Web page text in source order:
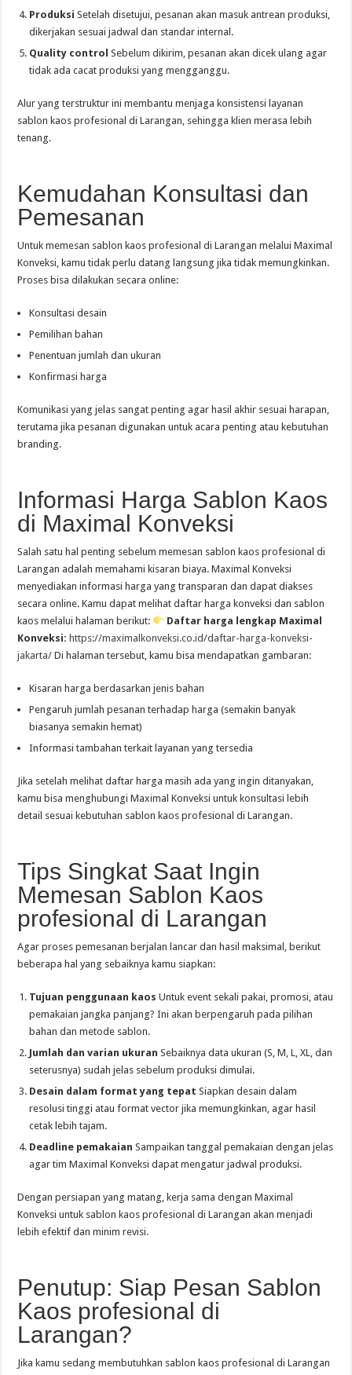
Produksi Setelah disetujui, pesanan akan masuk antrean produksi,
dikerjakan sesuai jadwal dan standar internal.
Quality control Sebelum dikirim, pesanan akan dicek ulang agar
tidak ada cacat produksi yang mengganggu.
Alur yang terstruktur ini membantu menjaga konsistensi layanan
sablon kaos profesional di Larangan, sehingga klien merasa lebih
tenang.
Kemudahan Konsultasi dan
Pemesanan
Untuk memesan sablon kaos profesional di Larangan melalui Maximal
Konveksi, kamu tidak perlu datang langsung jika tidak memungkinkan.
Proses bisa dilakukan secara online:
Konsultasi desain
Pemilihan bahan
Penentuan jumlah dan ukuran
Konfirmasi harga
Komunikasi yang jelas sangat penting agar hasil akhir sesuai harapan,
terutama jika pesanan digunakan untuk acara penting atau kebutuhan
branding.
Informasi Harga Sablon Kaos
di Maximal Konveksi
Salah satu hal penting sebelum memesan sablon kaos profesional di
Larangan adalah memahami kisaran biaya. Maximal Konveksi
menyediakan informasi harga yang transparan dan dapat diakses
secara online. Kamu dapat melihat daftar harga konveksi dan sablon
kaos melalui halaman berikut:
Daftar harga lengkap Maximal
Konveksi: https://maximalkonveksi.co.id/daftar-harga-konveksi-
jakarta/ Di halaman tersebut, kamu bisa mendapatkan gambaran:
Kisaran harga berdasarkan jenis bahan
Pengaruh jumlah pesanan terhadap harga (semakin banyak
biasanya semakin hemat)
Informasi tambahan terkait layanan yang tersedia
Jika setelah melihat daftar harga masih ada yang ingin ditanyakan,
kamu bisa menghubungi Maximal Konveksi untuk konsultasi lebih
detail sesuai kebutuhan sablon kaos profesional di Larangan.
Tips Singkat Saat Ingin
Memesan Sablon Kaos
profesional di Larangan
Agar proses pemesanan berjalan lancar dan hasil maksimal, berikut
beberapa hal yang sebaiknya kamu siapkan:
Tujuan penggunaan kaos Untuk event sekali pakai, promosi, atau
pemakaian jangka panjang? Ini akan berpengaruh pada pilihan
bahan dan metode sablon.
Jumlah dan varian ukuran Sebaiknya data ukuran (S, M, L, XL, dan
seterusnya) sudah jelas sebelum produksi dimulai.
Desain dalam format yang tepat Siapkan desain dalam
resolusi tinggi atau format vector jika memungkinkan, agar hasil
cetak lebih tajam.
Deadline pemakaian Sampaikan tanggal pemakaian dengan jelas
agar tim Maximal Konveksi dapat mengatur jadwal produksi.
Dengan persiapan yang matang, kerja sama dengan Maximal
Konveksi untuk sablon kaos profesional di Larangan akan menjadi
lebih efektif dan minim revisi.
Penutup: Siap Pesan Sablon
Kaos profesional di
Larangan?
Jika kamu sedang membutuhkan sablon kaos profesional di Larangan